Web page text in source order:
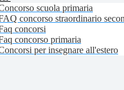
scuola primaria
concorso straordinario
concorsi
concorso primaria
per insegnare all'estero